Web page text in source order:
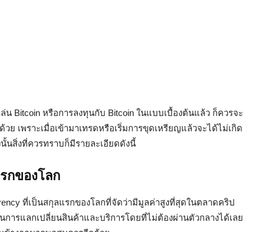
น Bitcoin หรือการลงทุนกับ Bitcoin ในแบบเบื้องต้นแล้ว ก็ควรจะ
ย เพราะเมื่อเข้ามาเทรดหรือเริ่มการขุดเหรียญแล้วจะได้ไม่เกิด
สิ่งที่ควรทราบก็มีรายละเอียดดังนี้
กของโลก
ที่เป็นสกุลแรกของโลกที่จัดว่ามีมูลค่าสูงที่สุดในตลาดคริป
ารแลกเปลี่ยนสินค้าและบริการโดยที่ไม่ต้องผ่านตัวกลางได้เลย